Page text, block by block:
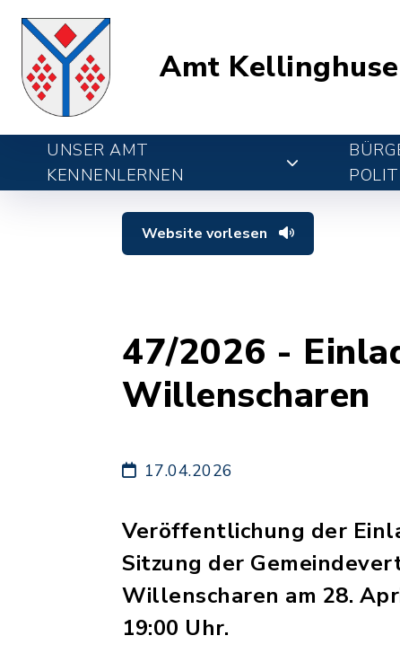
Amt
UNSER AMT
KENNENLERNEN
Website vorlesen
47/2026 -
Willenscharen
17.04.2026
Veröffentlichung der
Sitzung der
Willenscharen am 28.
19:00 Uhr.